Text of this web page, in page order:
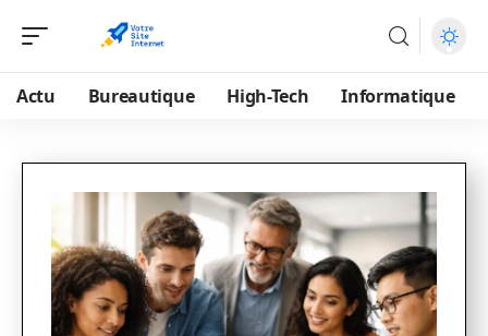
Actu Bureautique High-Tech Informatique